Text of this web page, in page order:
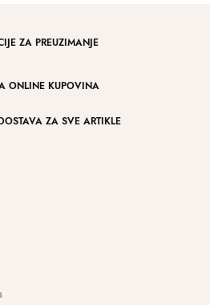
ZA PREUZIMANJE
ONLINE KUPOVINA
ZA SVE ARTIKLE